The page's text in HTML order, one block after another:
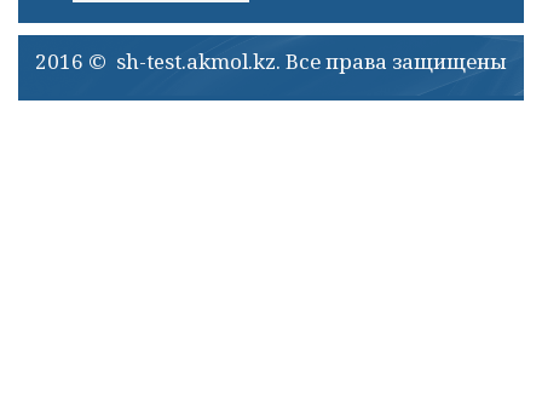
2016 © sh-test.akmol.kz. Все права защищены